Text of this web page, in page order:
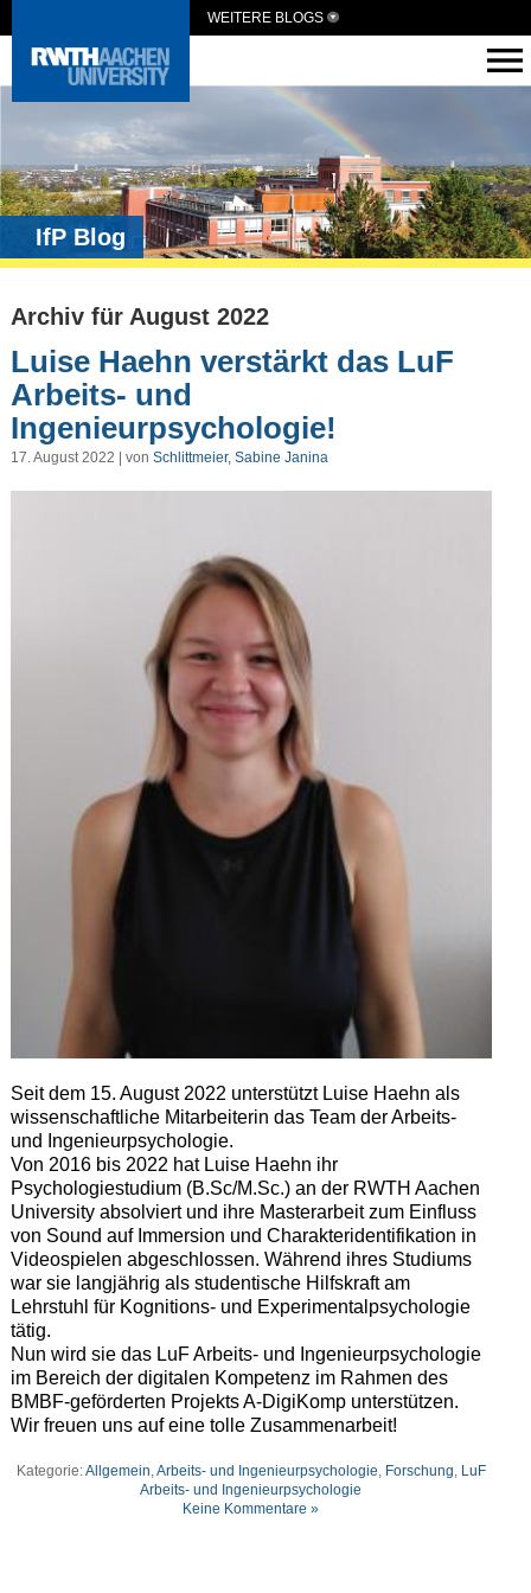
WEITERE BLOGS
IfP Blog
Archiv für August 2022
Luise Haehn verstärkt das LuF
Arbeits- und
Ingenieurpsychologie!
17. August 2022 | von Schlittmeier, Sabine Janina
Seit dem 15. August 2022 unterstützt Luise Haehn als
wissenschaftliche Mitarbeiterin das Team der Arbeits-
und Ingenieurpsychologie.
Von 2016 bis 2022 hat Luise Haehn ihr
Psychologiestudium (B.Sc/M.Sc.) an der RWTH Aachen
University absolviert und ihre Masterarbeit zum Einfluss
von Sound auf Immersion und Charakteridentifikation in
Videospielen abgeschlossen. Während ihres Studiums
war sie langjährig als studentische Hilfskraft am
Lehrstuhl für Kognitions- und Experimentalpsychologie
tätig.
Nun wird sie das LuF Arbeits- und Ingenieurpsychologie
im Bereich der digitalen Kompetenz im Rahmen des
BMBF-geförderten Projekts A-DigiKomp unterstützen.
Wir freuen uns auf eine tolle Zusammenarbeit!
Kategorie:Allgemein,Arbeits- und Ingenieurpsychologie, Forschung, LuF
Arbeits- und Ingenieurpsychologie
Keine Kommentare »